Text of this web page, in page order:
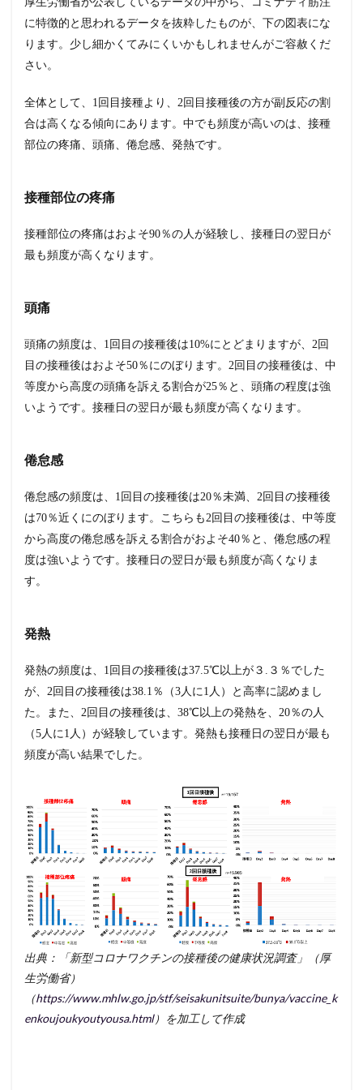
海外
臨床
試験
デー
95%
の有
効率
は高
3.3
4
ま
5
患
者
さ
ん
け
ク
に特徴的と思われるデータを抜粋したものが、下の図表にな
ります。少し細かくてみにくいかもしれませんがご容赦くだ
さい。
全体として、1回目接種より、2回目接種後の方が副反応の割
合は高くなる傾向にあります。中でも頻度が高いのは、接種
部位の疼痛、頭痛、倦怠感、発熱です。
接種部位の疼痛
接種部位の疼痛はおよそ90％の人が経験し、接種日の翌日が
最も頻度が高くなります。
頭痛
頭痛の頻度は、1回目の接種後は10%にとどまりますが、2回
目の接種後はおよそ50％にのぼります。2回目の接種後は、中
等度から高度の頭痛を訴える割合が25％と、頭痛の程度は強
いようです。接種日の翌日が最も頻度が高くなります。
倦怠感
倦怠感の頻度は、1回目の接種後は20％未満、2回目の接種後
は70％近くにのぼります。こちらも2回目の接種後は、中等度
から高度の倦怠感を訴える割合がおよそ40％と、倦怠感の程
度は強いようです。接種日の翌日が最も頻度が高くなりま
す。
発熱
発熱の頻度は、1回目の接種後は37.5℃以上が３.３％でした
が、2回目の接種後は38.1％（3人に1人）と高率に認めまし
た。また、2回目の接種後は、38℃以上の発熱を、20％の人
（5人に1人）が経験しています。発熱も接種日の翌日が最も
頻度が高い結果でした。
出典：「新型コロナワクチンの接種後の健康状況調査」（厚
生労働省）
（https://www.mhlw.go.jp/stf/seisakunitsuite/bunya/vaccine_k
enkoujoukyoutyousa.html）を加工して作成